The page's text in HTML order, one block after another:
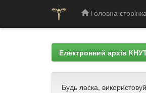
Головна
Електронний архів
Будь ласка,